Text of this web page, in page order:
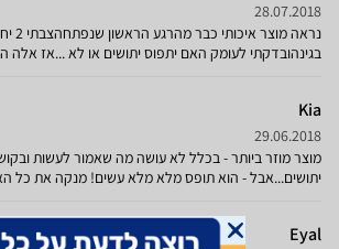
28.07.2018
נראה
בגינהובדקתי לעומק האם יתפוס יתושים או לא ...אז אלה
השללמסתבר שתפס כמויות אדירות של יתושים מצורפות
Kia
29.06.2018
מוצר מוזר ביותר - בכלל לא עושה מה שאמור לעשות
יתושים...אבל - הוא תופס מלא מלא עשים! מנקה את כל
Eyal